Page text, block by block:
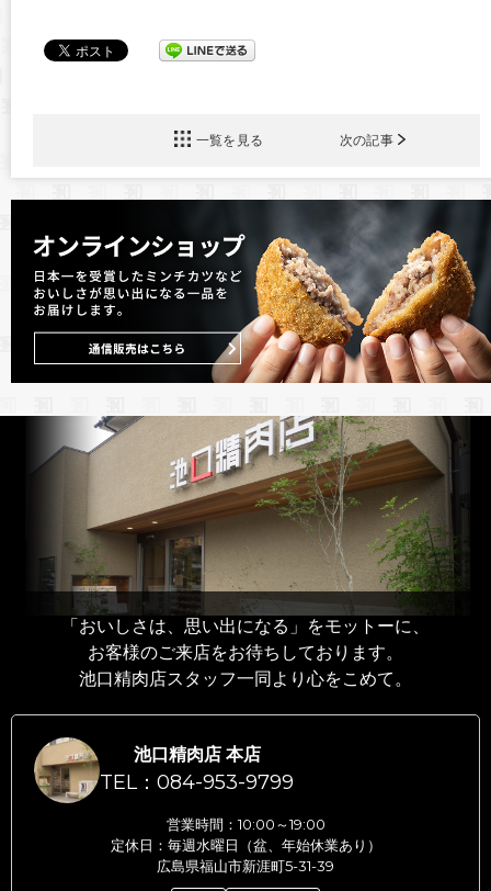
一覧を見る 次の記事
「おいしさは、思い出になる」をモットーに、
お客様のご来店をお待ちしております。
池口精肉店スタッフ一同より心をこめて。
池口精肉店 本店
TEL：084-953-9799
営業時間：10:00～19:00
定休日：毎週水曜日（盆、年始休業あり）
広島県福山市新涯町5-31-39